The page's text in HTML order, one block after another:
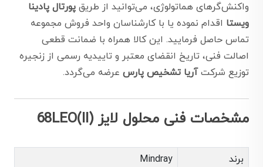
واکنش‌گرهای هماتولوژی، می‌توانید از طریق پورتال پادینا
ویستا اقدام نموده یا با کارشناسان واحد فروش مجموعه
تماس حاصل فرمایید. این کالا همراه با ضمانت قطعی
اصالت فنی، تاریخ انقضای معتبر و تاییدیه رسمی از زنجیره
توزیع شرکتآریا تشخیص پارس عرضه می‌گردد.
مشخصات فنی محلول لایز (68LEO(II
برند
Mindray